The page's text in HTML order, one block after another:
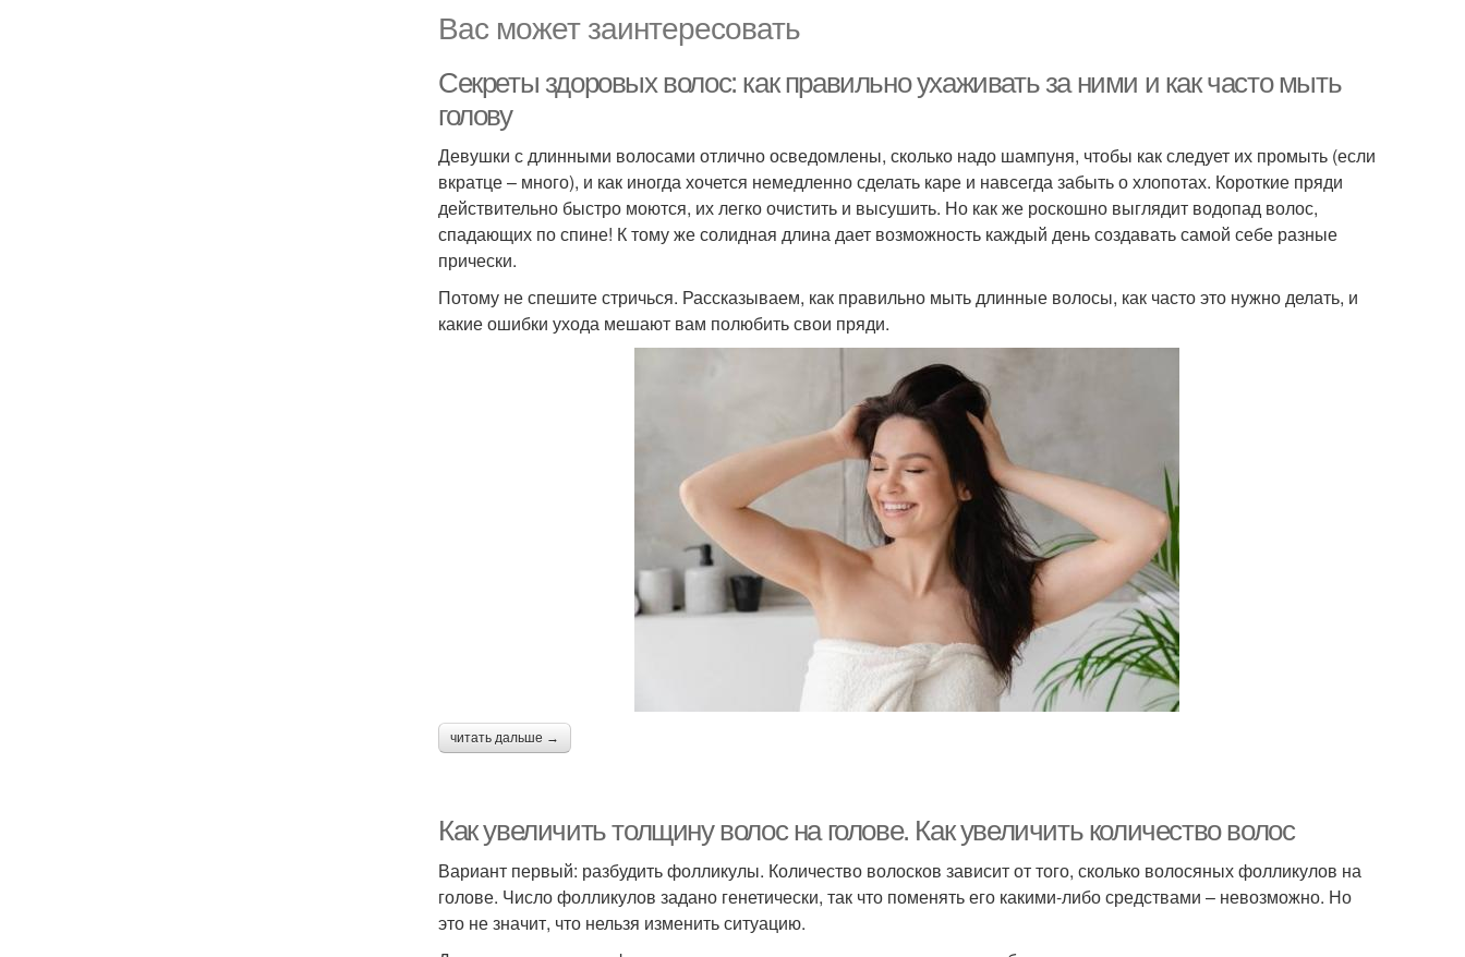
Вас может заинтересовать
Секреты здоровых волос: как правильно ухаживать за ними и как часто мыть
голову
Девушки с длинными волосами отлично осведомлены, сколько надо шампуня, чтобы как следует их промыть (если
вкратце – много), и как иногда хочется немедленно сделать каре и навсегда забыть о хлопотах. Короткие пряди
действительно быстро моются, их легко очистить и высушить. Но как же роскошно выглядит водопад волос,
спадающих по спине! К тому же солидная длина дает возможность каждый день создавать самой себе разные
прически.
Потому не спешите стричься. Рассказываем, как правильно мыть длинные волосы, как часто это нужно делать, и
какие ошибки ухода мешают вам полюбить свои пряди.
читать дальше →
Как увеличить толщину волос на голове. Как увеличить количество волос
Вариант первый: разбудить фолликулы. Количество волосков зависит от того, сколько волосяных фолликулов на
голове. Число фолликулов задано генетически, так что поменять его какими-либо средствами – невозможно. Но
это не значит, что нельзя изменить ситуацию.